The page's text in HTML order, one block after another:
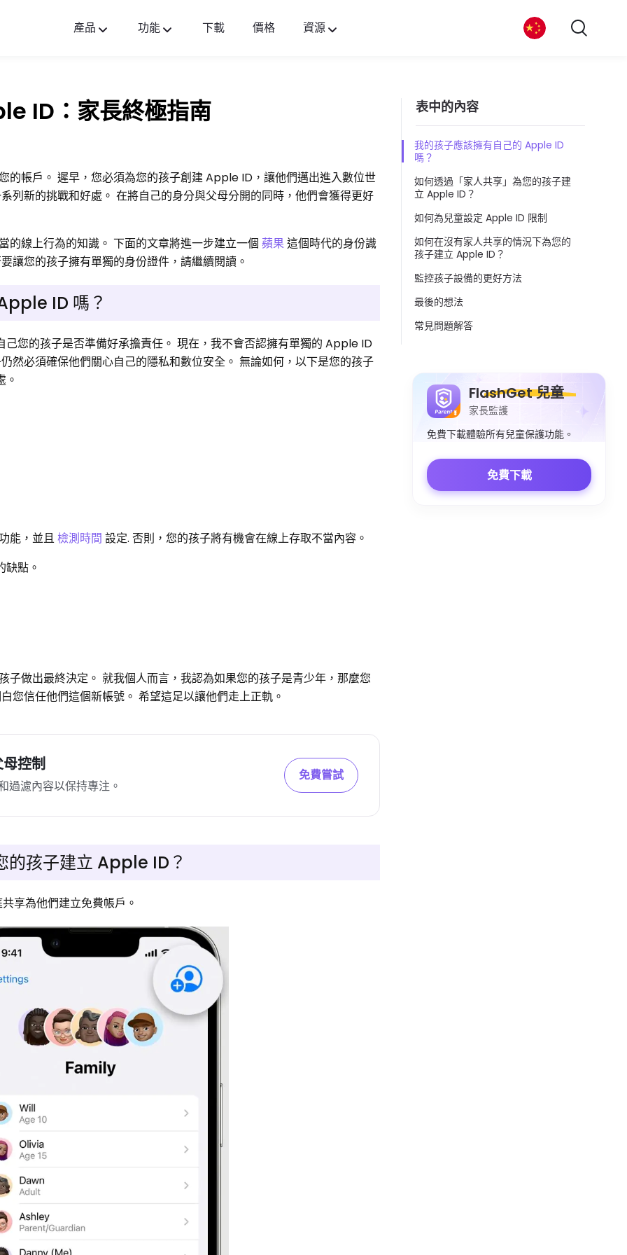
產品
FlashGet Finder
功能 下載 價格 資源
ID：家長終極指南
的帳戶。 遲早，您必須為您的孩子創建 Apple ID，讓他們邁出進入數位世
列新的挑戰和好處。 在將自己的身分與父母分開的同時，他們會獲得更好
的線上行為的知識。 下面的文章將進一步建立一個蘋果 這個時代的身份識
讓您的孩子擁有單獨的身份證件，請繼續閱讀。
ID 嗎？
您的孩子是否準備好承擔責任。 現在，我不會否認擁有單獨的 Apple ID
然必須確保他們關心自己的隱私和數位安全。 無論如何，以下是您的孩子
。
能，並且檢測時間 設定. 否則，您的孩子將有機會在線上存取不當內容。
點。
子做出最終決定。 就我個人而言，我認為如果您的孩子是青少年，那麼您
您信任他們這個新帳號。 希望這足以讓他們走上正軌。
控制
過濾內容以保持專注。
免費嘗試
的孩子建立 Apple ID？
享為他們建立免費帳戶。
表中的內容
我的孩子應該擁有自己的 Apple ID
嗎？
如何透過「家人共享」為您的孩子建
立 Apple ID？
如何為兒童設定 Apple ID 限制
如何在沒有家人共享的情況下為您的
孩子建立 Apple ID？
監控孩子設備的更好方法
最後的想法
常見問題解答
FlashGet 兒童
家長監護
免費下載體驗所有兒童保護功能。
免費下載